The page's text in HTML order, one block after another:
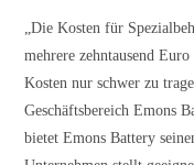
„Die Kosten für
mehrere zehntausend
Kosten nur schwer zu
Geschäftsbereich Emons
bietet Emons Battery